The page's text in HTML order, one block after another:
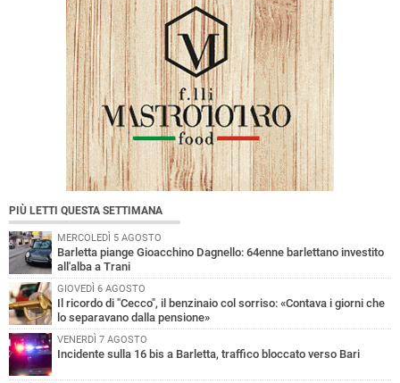
PIÙ LETTI QUESTA SETTIMANA
MERCOLEDÌ 5 AGOSTO
Barletta piange Gioacchino Dagnello: 64enne barlettano investito
all'alba a Trani
GIOVEDÌ 6 AGOSTO
Il ricordo di "Cecco", il benzinaio col sorriso: «Contava i giorni che
lo separavano dalla pensione»
VENERDÌ 7 AGOSTO
Incidente sulla 16 bis a Barletta, traffico bloccato verso Bari